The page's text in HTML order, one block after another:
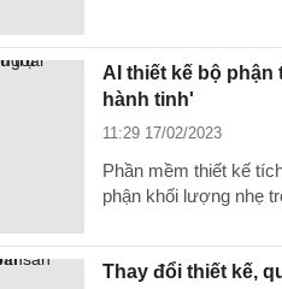
AI thiết kế bộ
hành tinh'
11:29 17/02/2023
Phần mềm thiết kế
phận khối lượng nhẹ
Thay đổi thiết kế,